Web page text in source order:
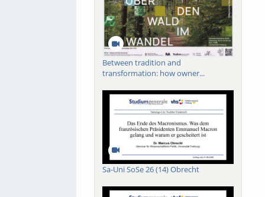
Between tradition and
transformation: how owner...
Sa-Uni SoSe 26 (14) Obrecht